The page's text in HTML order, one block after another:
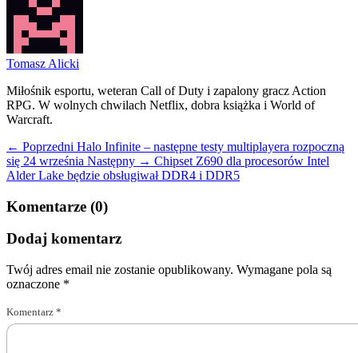
Tomasz Alicki
Miłośnik esportu, weteran Call of Duty i zapalony gracz Action
RPG. W wolnych chwilach Netflix, dobra książka i World of
Warcraft.
← Poprzedni Halo Infinite – następne testy multiplayera rozpoczną
się 24 września Następny → Chipset Z690 dla procesorów Intel
Alder Lake będzie obsługiwał DDR4 i DDR5
Komentarze (0)
Dodaj komentarz
Twój adres email nie zostanie opublikowany. Wymagane pola są
oznaczone *
Komentarz *